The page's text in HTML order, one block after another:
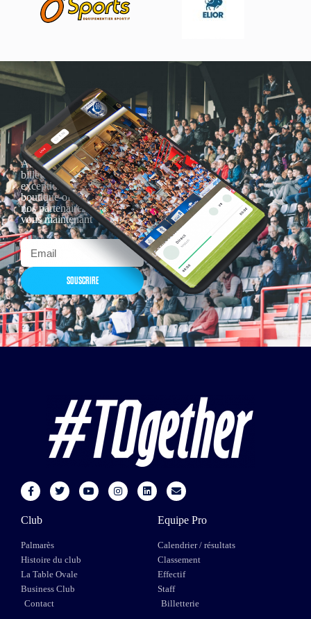
Actualités, nouveautés,
billetterie, remises
exceptionnelles dans la
boutique officielles & chez
nos partenaires… Inscrivez-
vous maintenant
SOUSCRIRE
Club
Palmarès
Histoire du club
La Table Ovale
Business Club
Contact
Equipe Pro
Calendrier / résultats
Classement
Effectif
Staff
Billetterie